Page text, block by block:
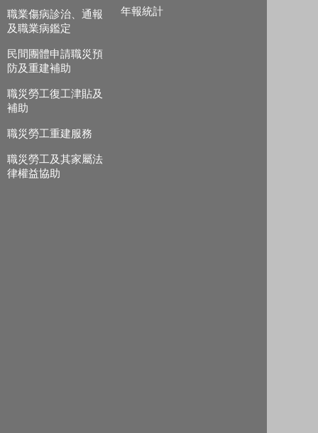
職業傷病診治、通報
及職業病鑑定
民間團體申請職災預
防及重建補助
職災勞工復工津貼及
補助
職災勞工重建服務
職災勞工及其家屬法
律權益協助
年報統計